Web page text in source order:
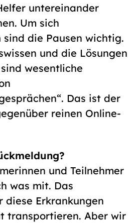
untereinander
Um sich
sind die Pausen wichtig.
und die Lösungen
wesentliche
Das ist der
reinen Online-
und Teilnehmer
was mit. Das
diese Erkrankungen
transportieren. Aber wir